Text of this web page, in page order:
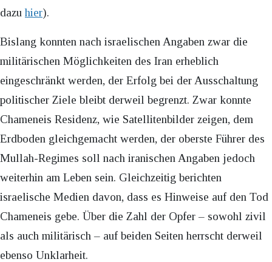
dazuhier).
Bislang konnten nach israelischen Angaben zwar die
militärischen Möglichkeiten des Iran erheblich
eingeschränkt werden, der Erfolg bei der Ausschaltung
politischer Ziele bleibt derweil begrenzt. Zwar konnte
Chameneis Residenz, wie Satellitenbilder zeigen, dem
Erdboden gleichgemacht werden, der oberste Führer des
Mullah-Regimes soll nach iranischen Angaben jedoch
weiterhin am Leben sein. Gleichzeitig berichten
israelische Medien davon, dass es Hinweise auf den Tod
Chameneis gebe. Über die Zahl der Opfer – sowohl zivil
als auch militärisch – auf beiden Seiten herrscht derweil
ebenso Unklarheit.